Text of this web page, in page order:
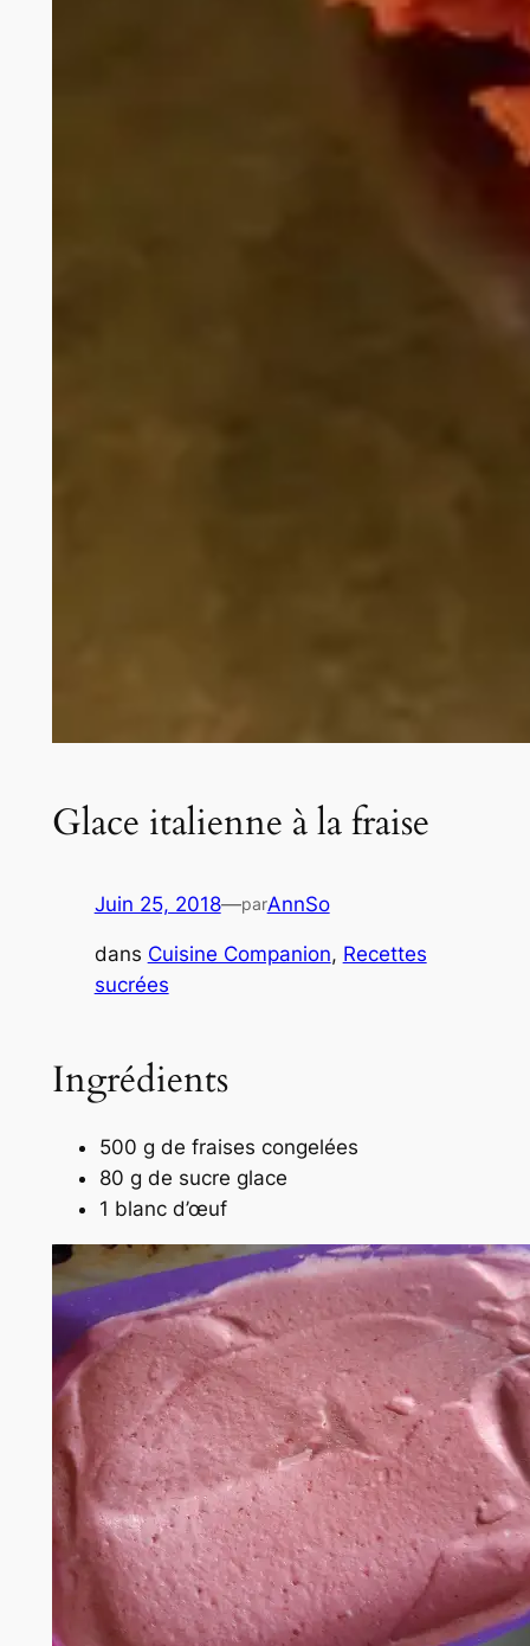
Glace italienne à la fraise
Juin 25, 2018—parAnnSo
dans Cuisine Companion, Recettes
sucrées
Ingrédients
500 g de fraises congelées
80 g de sucre glace
1 blanc d’œuf